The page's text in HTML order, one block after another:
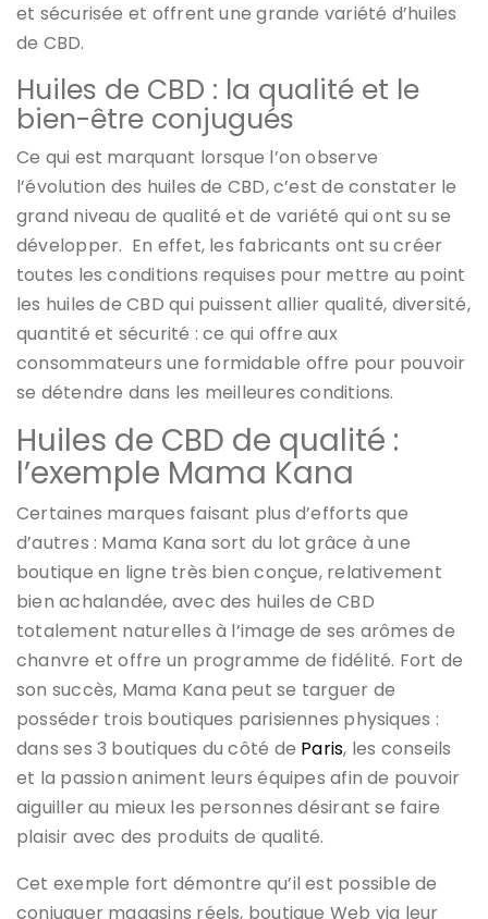
et sécurisée et offrent une grande variété d’huiles
de CBD.
Huiles de CBD : la qualité et le
bien-être conjugués
Ce qui est marquant lorsque l’on observe
l’évolution des huiles de CBD, c’est de constater le
grand niveau de qualité et de variété qui ont su se
développer. En effet, les fabricants ont su créer
toutes les conditions requises pour mettre au point
les huiles de CBD qui puissent allier qualité, diversité,
quantité et sécurité : ce qui offre aux
consommateurs une formidable offre pour pouvoir
se détendre dans les meilleures conditions.
Huiles de CBD de qualité :
l’exemple Mama Kana
Certaines marques faisant plus d’efforts que
d’autres : Mama Kana sort du lot grâce à une
boutique en ligne très bien conçue, relativement
bien achalandée, avec des huiles de CBD
totalement naturelles à l’image de ses arômes de
chanvre et offre un programme de fidélité. Fort de
son succès, Mama Kana peut se targuer de
posséder trois boutiques parisiennes physiques :
dans ses 3 boutiques du côté de Paris, les conseils
et la passion animent leurs équipes afin de pouvoir
aiguiller au mieux les personnes désirant se faire
plaisir avec des produits de qualité.
Cet exemple fort démontre qu’il est possible de
conjuguer magasins réels, boutique Web via leur